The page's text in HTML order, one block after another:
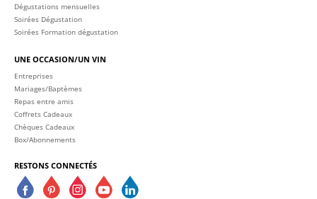
Dégustations mensuelles
Soirées Dégustation
Soirées Formation dégustation
UNE OCCASION/UN VIN
Entreprises
Mariages/Baptèmes
Repas entre amis
Coffrets Cadeaux
Chèques Cadeaux
Box/Abonnements
RESTONS CONNECTÉS